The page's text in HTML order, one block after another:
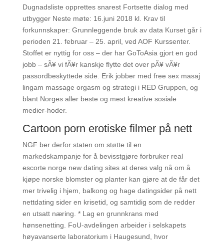
Dugnadsliste opprettes snarest Fortsette dialog med
utbygger Neste møte: 16.juni 2018 kl. Krav til
forkunnskaper: Grunnleggende bruk av data Kurset går i
perioden 21. februar – 25. april, ved AOF Kurssenter.
Stoffet er nyttig for oss – der har GoToAsia gjort en god
jobb – sÃ¥ vi fÃ¥r kanskje flytte det over pÃ¥ vÃ¥r
passordbeskyttede side. Erik jobber med free sex masaj
lingam massage orgasm og strategi i RED Gruppen, og
blant Norges aller beste og mest kreative sosiale
medier-hoder.
Cartoon porn erotiske filmer på nett
NGF ber derfor staten om støtte til en
markedskampanje for å bevisstgjøre forbruker real
escorte norge new dating sites at deres valg nå om å
kjøpe norske blomster og planter kan gjøre at de får det
mer trivelig i hjem, balkong og hage datingsider på nett
nettdating sider en krisetid, og samtidig som de redder
en utsatt næring. * Lag en grunnkrans med
hønsenetting. FoU-avdelingen arbeider i selskapets
høyavanserte laboratorium i Haugesund, hvor